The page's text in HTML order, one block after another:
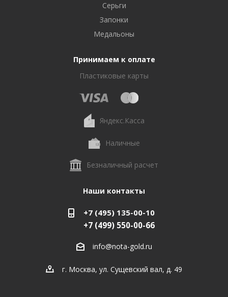
Серьги
Запонки
Медальоны
Принимаем к оплате
Пластиковые карты
Яндекс.Касса
Наличные
Безналичный расчет
Наши контакты
+7 (495) 135-00-10
+7 (499) 550-00-66
info@nota-gold.ru
г. Москва, ул. Сущевский вал, д. 49